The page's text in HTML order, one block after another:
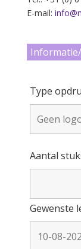
E-mail:
Type
Aantal
Gewenste